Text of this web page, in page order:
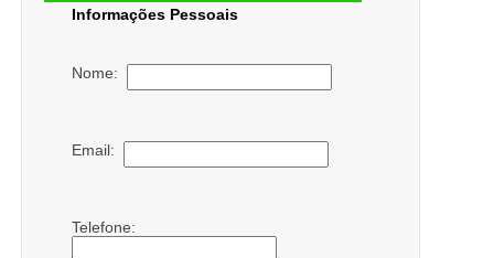
Informações Pessoais
Nome:
Email:
Telefone: